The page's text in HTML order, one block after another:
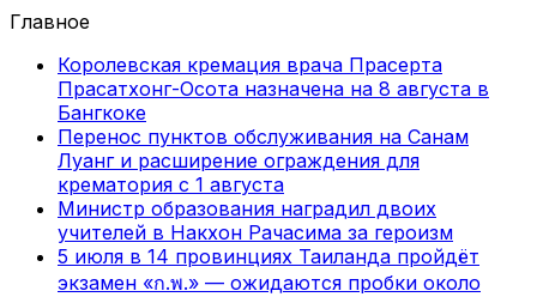
Главное
Королевская кремация врача Прасерта
Прасатхонг-Осота назначена на 8 августа в
Бангкоке
Перенос пунктов обслуживания на Санам
Луанг и расширение ограждения для
крематория с 1 августа
Министр образования наградил двоих
учителей в Накхон Рачасима за героизм
5 июля в 14 провинциях Таиланда пройдёт
экзамен «ก.พ.» — ожидаются пробки около